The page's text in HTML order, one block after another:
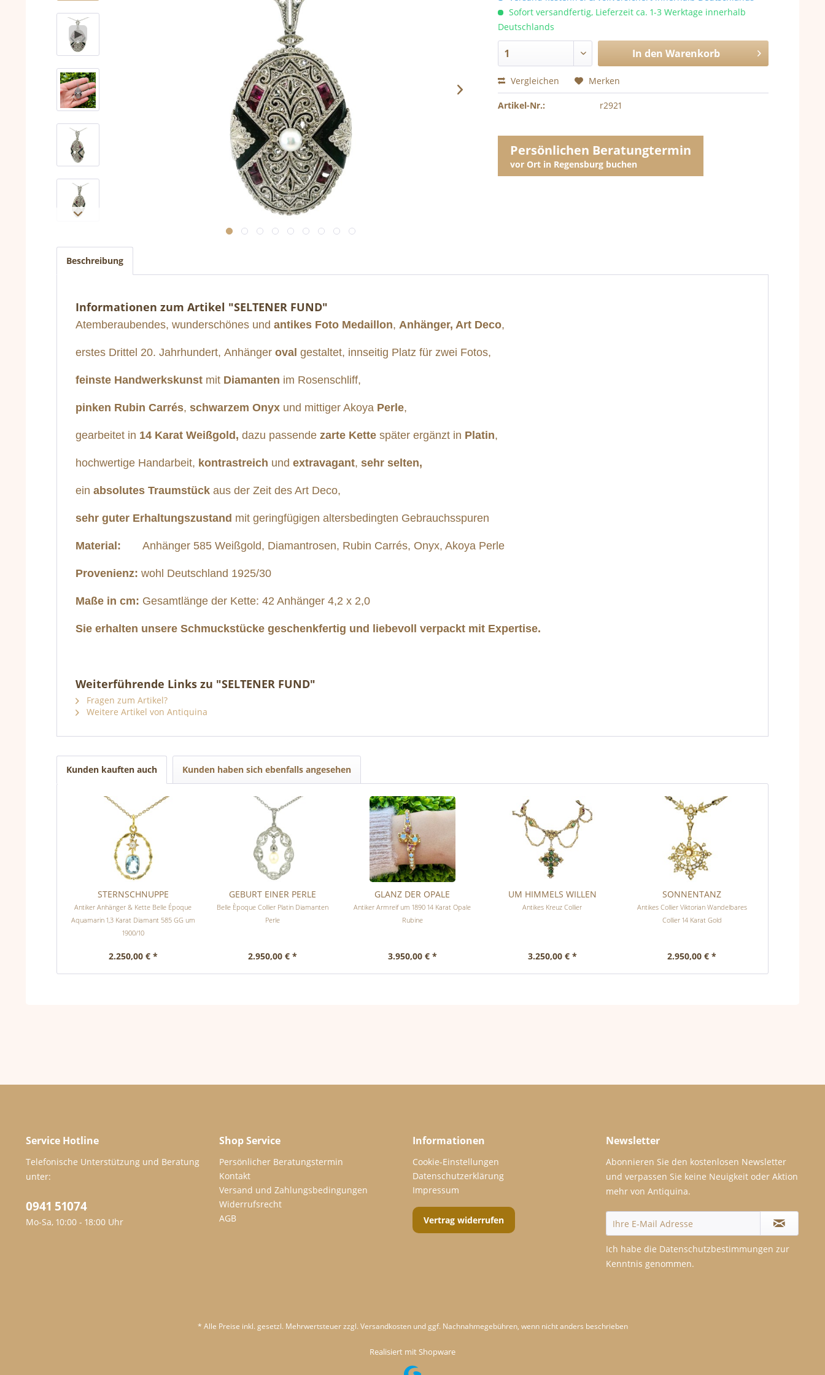
Sofort versandfertig, Lieferzeit ca. 1-3 Werktage innerhalb
Deutschlands
In den Warenkorb
Vergleichen Merken
Artikel-Nr.: r2921
Persönlichen Beratungtermin
vor Ort in Regensburg buchen
Beschreibung
Informationen zum Artikel "SELTENER FUND"
Atemberaubendes, wunderschönes und antikes Foto Medaillon, Anhänger, Art Deco,
erstes Drittel 20. Jahrhundert, Anhänger oval gestaltet, innseitig Platz für zwei Fotos,
feinste Handwerkskunst mit Diamanten im Rosenschliff,
pinken Rubin Carrés, schwarzem Onyx und mittiger Akoya Perle,
gearbeitet in 14 Karat Weißgold, dazu passende zarte Kette später ergänzt in Platin,
hochwertige Handarbeit, kontrastreich und extravagant, sehr selten,
ein absolutes Traumstück aus der Zeit des Art Deco,
sehr guter Erhaltungszustand mit geringfügigen altersbedingten Gebrauchsspuren
Material: Anhänger 585 Weißgold, Diamantrosen, Rubin Carrés, Onyx, Akoya Perle
Provenienz: wohl Deutschland 1925/30
Maße in cm: Gesamtlänge der Kette: 42 Anhänger 4,2 x 2,0
Sie erhalten unsere Schmuckstücke geschenkfertig und liebevoll verpackt mit Expertise.
Weiterführende Links zu "SELTENER FUND"
Fragen zum Artikel?
Weitere Artikel von Antiquina
Kunden kauften auch Kunden haben sich ebenfalls angesehen
STERNSCHNUPPE
Antiker Anhänger & Kette Belle Époque
Aquamarin 1,3 Karat Diamant 585 GG um
1900/10
2.250,00 € *
GEBURT EINER PERLE
Belle Èpoque Collier Platin Diamanten
Perle
2.950,00 € *
GLANZ DER OPALE
Antiker Armreif um 1890 14 Karat Opale
Rubine
3.950,00 € *
UM HIMMELS WILLEN
Antikes Kreuz Collier
3.250,00 € *
SONNENTANZ
Antikes Collier Viktorian Wandelbares
Collier 14 Karat Gold
2.950,00 € *
Service Hotline
Telefonische Unterstützung und Beratung
unter:
0941 51074
Mo-Sa, 10:00 - 18:00 Uhr
Shop Service
Persönlicher Beratungstermin
Kontakt
Versand und Zahlungsbedingungen
Widerrufsrecht
AGB
Informationen
Cookie-Einstellungen
Datenschutzerklärung
Impressum
Vertrag widerrufen
Newsletter
Abonnieren Sie den kostenlosen Newsletter
und verpassen Sie keine Neuigkeit oder Aktion
mehr von Antiquina.
Ich habe die Datenschutzbestimmungen zur
Kenntnis genommen.
* Alle Preise inkl. gesetzl. Mehrwertsteuer zzgl. Versandkostenund ggf. Nachnahmegebühren, wenn nicht anders beschrieben
Realisiert mit Shopware